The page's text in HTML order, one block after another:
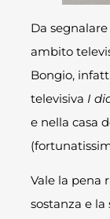
Da
ambito
Bongio,
televisiva I
e nella casa
Vale la pena
sostanza e la